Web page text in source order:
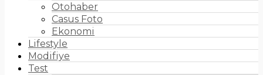
Otohaber
Casus Foto
Ekonomi
Lifestyle
Modifiye
Test